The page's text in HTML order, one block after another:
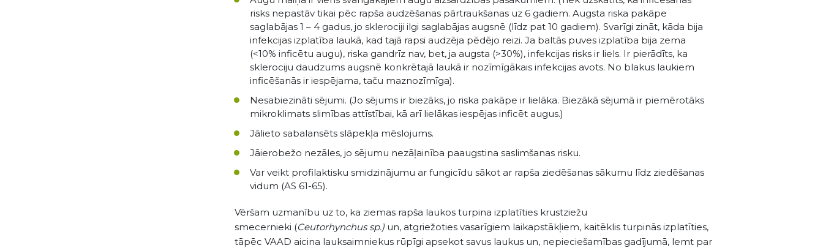
risks nepastāv tikai pēc rapša audzēšanas pārtraukšanas uz 6 gadiem. Augsta riska pakāpe
saglabājas 1 – 4 gadus, jo sklerociji ilgi saglabājas augsnē (līdz pat 10 gadiem). Svarīgi zināt, kāda bija
infekcijas izplatība laukā, kad tajā rapsi audzēja pēdējo reizi. Ja baltās puves izplatība bija zema
(<10% inficētu augu), riska gandrīz nav, bet, ja augsta (>30%), infekcijas risks ir liels. Ir pierādīts, ka
sklerociju daudzums augsnē konkrētajā laukā ir nozīmīgākais infekcijas avots. No blakus laukiem
inficēšanās ir iespējama, taču maznozīmīga).
Nesabiezināti sējumi. (Jo sējums ir biezāks, jo riska pakāpe ir lielāka. Biezākā sējumā ir piemērotāks
mikroklimats slimības attīstībai, kā arī lielākas iespējas inficēt augus.)
Jālieto sabalansēts slāpekļa mēslojums.
Jāierobežo nezāles, jo sējumu nezāļainība paaugstina saslimšanas risku.
Var veikt profilaktisku smidzinājumu ar fungicīdu sākot ar rapša ziedēšanas sākumu līdz ziedēšanas
vidum (AS 61-65).
Vēršam uzmanību uz to, ka ziemas rapša laukos turpina izplatīties krustziežu
smecernieki (Ceutorhynchus sp.) un, atgriežoties vasarīgiem laikapstākļiem, kaitēklis turpinās izplatīties,
tāpēc VAAD aicina lauksaimniekus rūpīgi apsekot savus laukus un, nepieciešamības gadījumā, lemt par